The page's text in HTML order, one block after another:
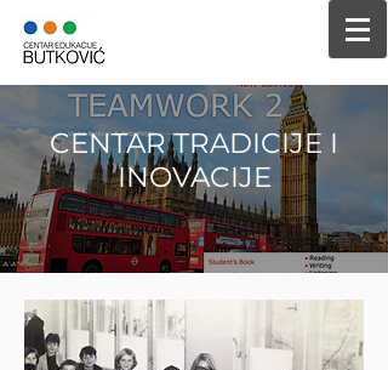
CENTAR TRADICIJE I
INOVACIJE